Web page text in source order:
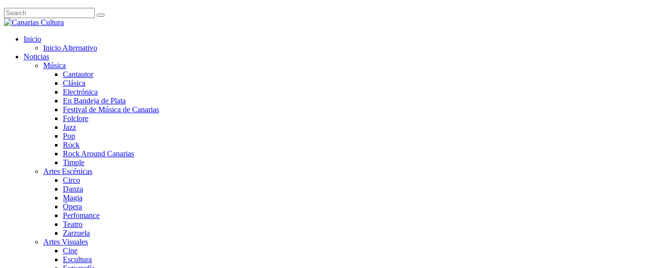
Inicio
Inicio Alternativo
Noticias
Música
Cantautor
Clásica
Electrónica
En Bandeja de Plata
Festival de Música de Canarias
Folclore
Jazz
Pop
Rock
Rock Around Canarias
Timple
Artes Escénicas
Circo
Danza
Magia
Ópera
Perfomance
Teatro
Zarzuela
Artes Visuales
Cine
Escultura